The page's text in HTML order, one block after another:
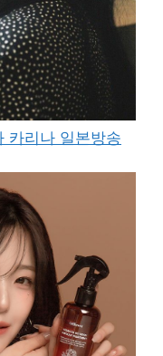
카리나 일본방송